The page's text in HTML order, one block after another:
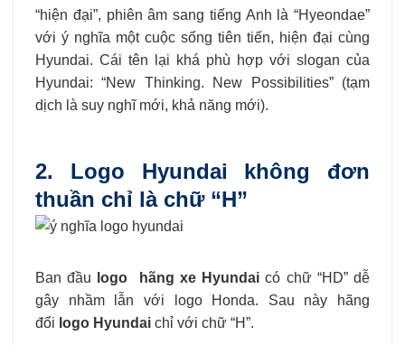
“hiện đại”, phiên âm sang tiếng Anh là “Hyeondae”
với ý nghĩa một cuộc sống tiên tiến, hiện đại cùng
Hyundai. Cái tên lại khá phù hợp với slogan của
Hyundai: “New Thinking. New Possibilities” (tạm
dịch là suy nghĩ mới, khả năng mới).
2. Logo Hyundai không đơn
thuần chỉ là chữ “H”
Ban đầu logo hãng xe Hyundai có chữ “HD” dễ
gây nhầm lẫn với logo Honda. Sau này hãng
đổi logo Hyundai chỉ với chữ “H”.